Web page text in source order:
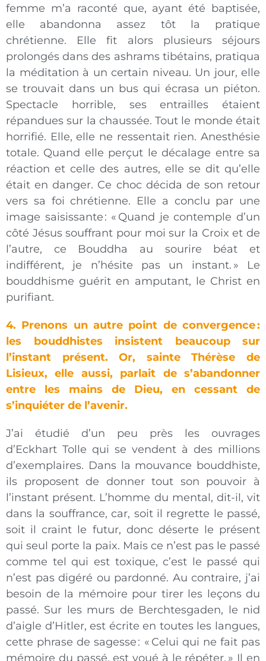
femme m’a raconté que, ayant été baptisée,
elle abandonna assez tôt la pratique
chrétienne. Elle fit alors plusieurs séjours
prolongés dans des ashrams tibétains, pratiqua
la méditation à un certain niveau. Un jour, elle
se trouvait dans un bus qui écrasa un piéton.
Spectacle horrible, ses entrailles étaient
répandues sur la chaussée. Tout le monde était
horrifié. Elle, elle ne ressentait rien. Anesthésie
totale. Quand elle perçut le décalage entre sa
réaction et celle des autres, elle se dit qu’elle
était en danger. Ce choc décida de son retour
vers sa foi chrétienne. Elle a conclu par une
image saisissante: « Quand je contemple d’un
côté Jésus souffrant pour moi sur la Croix et de
l’autre, ce Bouddha au sourire béat et
indifférent, je n’hésite pas un instant. » Le
bouddhisme guérit en amputant, le Christ en
purifiant.
4. Prenons un autre point de convergence:
les bouddhistes insistent beaucoup sur
l’instant présent. Or, sainte Thérèse de
Lisieux, elle aussi, parlait de s’abandonner
entre les mains de Dieu, en cessant de
s’inquiéter de l’avenir.
J’ai étudié d’un peu près les ouvrages
d’Eckhart Tolle qui se vendent à des millions
d’exemplaires. Dans la mouvance bouddhiste,
ils proposent de donner tout son pouvoir à
l’instant présent. L’homme du mental, dit-il, vit
dans la souffrance, car, soit il regrette le passé,
soit il craint le futur, donc déserte le présent
qui seul porte la paix. Mais ce n’est pas le passé
comme tel qui est toxique, c’est le passé qui
n’est pas digéré ou pardonné. Au contraire, j’ai
besoin de la mémoire pour tirer les leçons du
passé. Sur les murs de Berchtesgaden, le nid
d’aigle d’Hitler, est écrite en toutes les langues,
cette phrase de sagesse: « Celui qui ne fait pas
mémoire du passé, est voué à le répéter. » Il en